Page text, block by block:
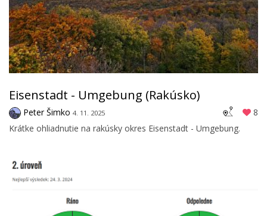
Eisenstadt - Umgebung (Rakúsko)
Peter Šimko 4. 11. 2025
8
Krátke ohliadnutie na rakúsky okres Eisenstadt - Umgebung.